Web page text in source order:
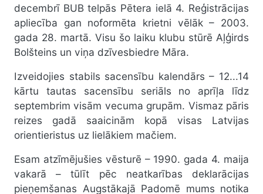
decembrī BUB telpās Pētera ielā 4. Reģistrācijas
apliecība gan noformēta krietni vēlāk – 2003.
gada 28. martā. Visu šo laiku klubu stūrē Aļģirds
Bolšteins un viņa dzīvesbiedre Māra.
Izveidojies stabils sacensību kalendārs – 12...14
kārtu tautas sacensību seriāls no aprīļa līdz
septembrim visām vecuma grupām. Vismaz pāris
reizes gadā saaicinām kopā visas Latvijas
orientieristus uz lielākiem mačiem.
Esam atzīmējušies vēsturē – 1990. gada 4. maija
vakarā – tūlīt pēc neatkarības deklarācijas
pieņemšanas Augstākajā Padomē mums notika